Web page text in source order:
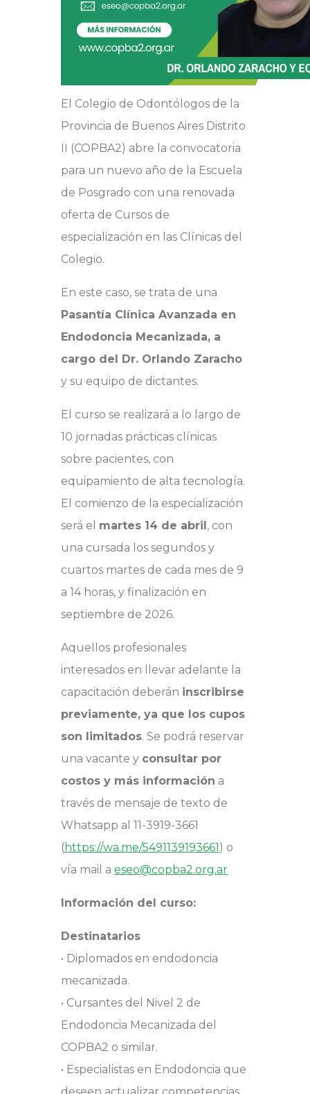
El Colegio de Odontólogos de la
Provincia de Buenos Aires Distrito
II (COPBA2) abre la convocatoria
para un nuevo año de la Escuela
de Posgrado con una renovada
oferta de Cursos de
especialización en las Clínicas del
Colegio.
En este caso, se trata de una
Pasantía Clínica Avanzada en
Endodoncia Mecanizada, a
cargo del Dr. Orlando Zaracho
y su equipo de dictantes.
El curso se realizará a lo largo de
10 jornadas prácticas clínicas
sobre pacientes, con
equipamiento de alta tecnología.
El comienzo de la especialización
será el martes 14 de abril, con
una cursada los segundos y
cuartos martes de cada mes de 9
a 14 horas, y finalización en
septiembre de 2026.
Aquellos profesionales
interesados en llevar adelante la
capacitación deberán inscribirse
previamente, ya que los cupos
son limitados. Se podrá reservar
una vacante y consultar por
costos y más información a
través de mensaje de texto de
Whatsapp al 11-3919-3661
(https://wa.me/5491139193661) o
vía mail a eseo@copba2.org.ar
Información del curso:
Destinatarios
• Diplomados en endodoncia
mecanizada.
• Cursantes del Nivel 2 de
Endodoncia Mecanizada del
COPBA2 o similar.
• Especialistas en Endodoncia que